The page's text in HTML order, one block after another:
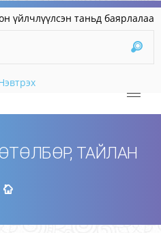
үйлчлүүлсэн таньд
ТАЙЛАН